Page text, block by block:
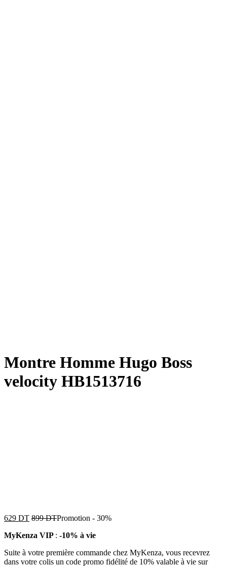
Montre Homme Hugo Boss
velocity HB1513716
629 DT 899DTPromotion - 30%
MyKenza VIP : -10% à vie
Suite à votre première commande chez MyKenza, vous recevrez
dans votre colis un code promo fidélité de 10% valable à vie sur